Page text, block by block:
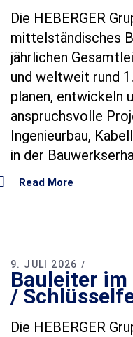
Die HEBERGER
mittelständisches
jährlichen
und weltweit rund
planen, entwickeln
anspruchsvolle
Ingenieurbau,
in der
Read More
9. JULI 2026
Bauleiter im
/
Die HEBERGER